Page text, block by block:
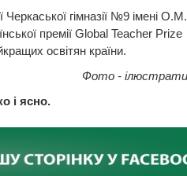
гімназії №9 імені О.М.
премії Global Teacher Prize
освітян країни.
Фото -
і ясно.